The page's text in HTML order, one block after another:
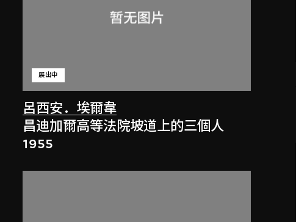
呂西安．埃爾韋
展出中
昌迪加爾高等法院坡道上的三個人
1955